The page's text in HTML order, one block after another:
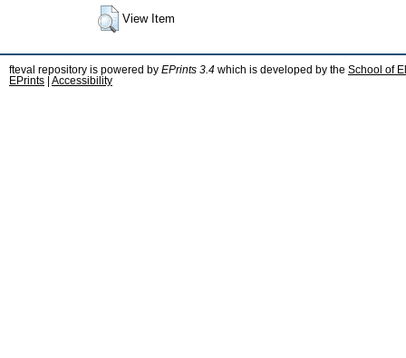
View Item
fteval repository is powered by EPrints 3.4 which is developed by the School of
EPrints
Accessibility